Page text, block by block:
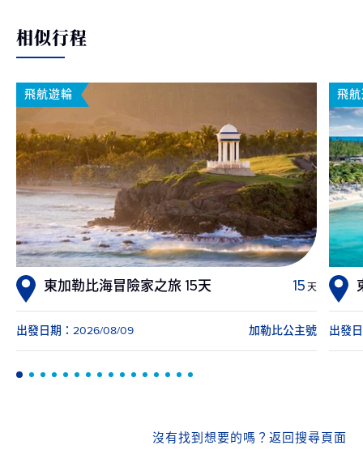
相似行程
飛航遊輪
東加勒比海冒險家之旅 15天 15 天
出發日期：2026/08/09 加勒比公主號
飛
出發
沒有找到想要的嗎？ 返回搜尋頁面